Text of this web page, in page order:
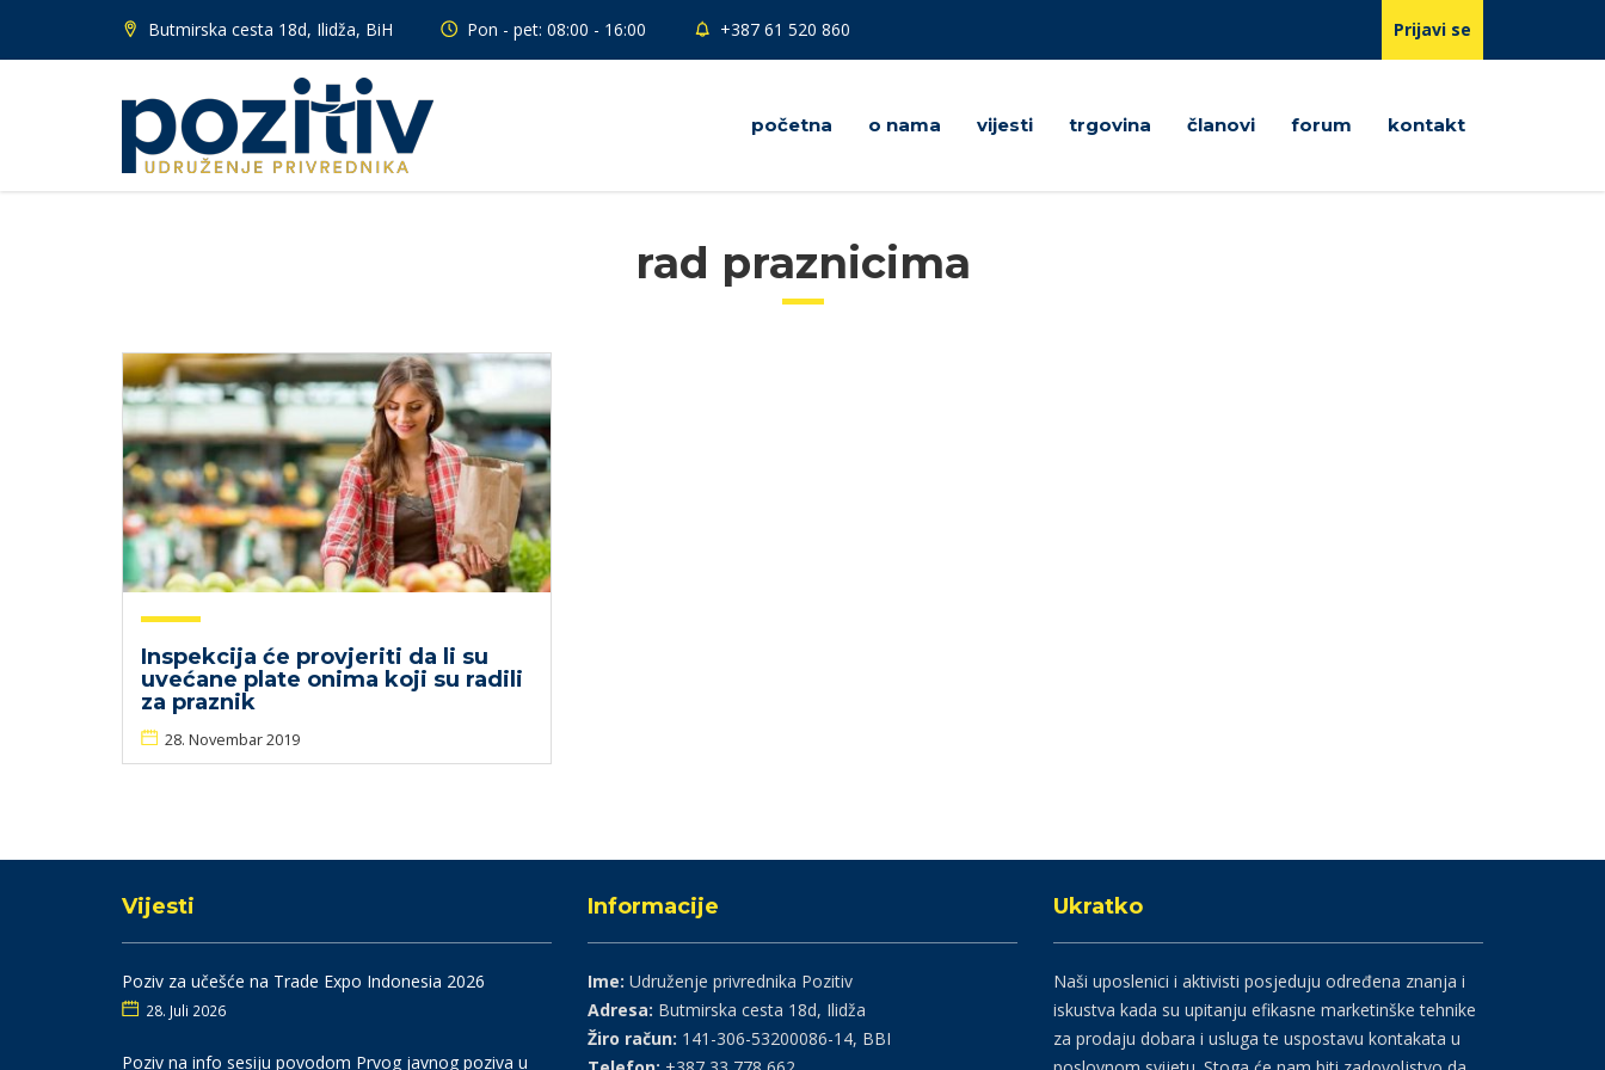
Butmirska cesta 18d, Ilidža, BiH Pon - pet: 08:00 - 16:00 +387 61 520 860 Prijavi se
početna o nama vijesti trgovina članovi forum kontakt
rad praznicima
Inspekcija će provjeriti da li su
uvećane plate onima koji su radili
za praznik
28. Novembar 2019
Vijesti
Poziv za učešće na Trade Expo Indonesia 2026
28. Juli 2026
Poziv na info sesiju povodom Prvog javnog poziva u
Informacije
Ime: Udruženje privrednika Pozitiv
Adresa: Butmirska cesta 18d, Ilidža
Žiro račun: 141-306-53200086-14, BBI
Ukratko
Naši uposlenici i aktivisti posjeduju određena znanja i
iskustva kada su upitanju efikasne marketinške tehnike
za prodaju dobara i usluga te uspostavu kontakata u